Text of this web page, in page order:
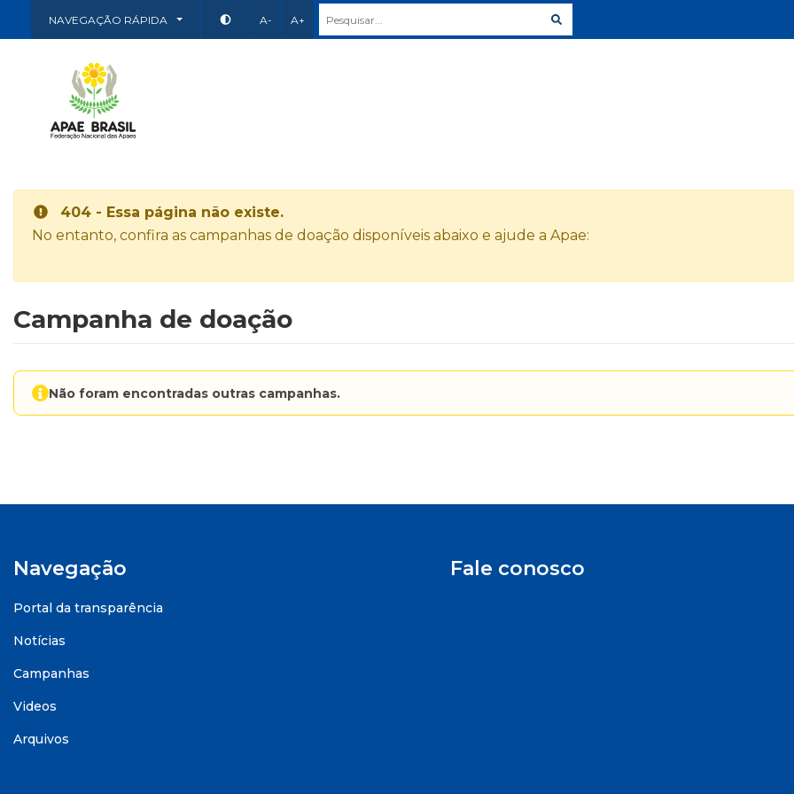
NAVEGAÇÃO RÁPIDA A- A+
404 - Essa página não existe.
No entanto, confira as campanhas de doação disponíveis abaixo e ajude a Apae:
Campanha de doação
Não foram encontradas outras campanhas.
Navegação
Portal da transparência
Notícias
Campanhas
Videos
Arquivos
Fale conosco